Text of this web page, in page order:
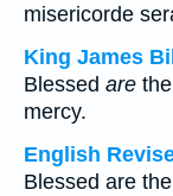
misericorde
King James
Blessed are
mercy.
English
Blessed are